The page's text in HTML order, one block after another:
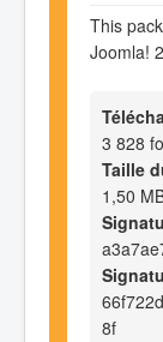
This
Joomla!
3 828
Taille
1,50
8f